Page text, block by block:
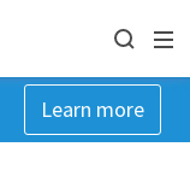
Learn more